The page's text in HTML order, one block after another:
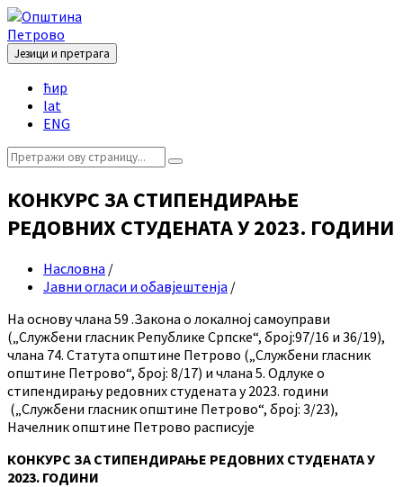
Skip
to
content
Skip
to
left
sidebar
Skip
to
right
sidebar
Skip
to
footer
Језици и претрага
Choose
language:
ћир
lat
ENG
Search:
КОНКУРС ЗА СТИПЕНДИРАЊЕ
РЕДОВНИХ СТУДЕНАТА У 2023. ГОДИНИ
Насловна /
Јавни огласи и обавјештенја /
На основу члана 59 .Закона о локалној самоуправи
(„Службени гласник Републике Српске“, број:97/16 и 36/19),
члана 74. Статута општине Петрово („Службени гласник
општине Петрово“, број: 8/17) и члана 5. Одлуке о
стипендирању редовних студената у 2023. години
(„Службени гласник општине Петрово“, број: 3/23),
Начелник општине Петрово расписује
КОНКУРС ЗА СТИПЕНДИРАЊЕ РЕДОВНИХ СТУДЕНАТА У
2023. ГОДИНИ